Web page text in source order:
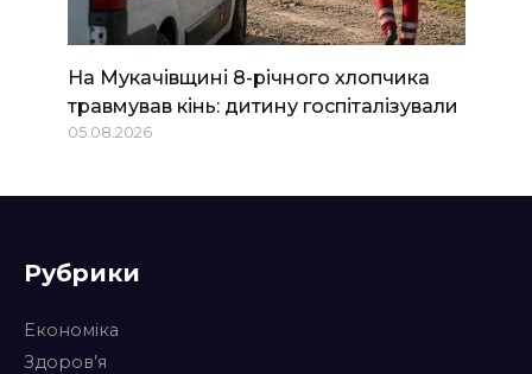
На Мукачівщині 8-річного хлопчика
травмував кінь: дитину госпіталізували
05.08.2026
Рубрики
Економіка
Здоров’я